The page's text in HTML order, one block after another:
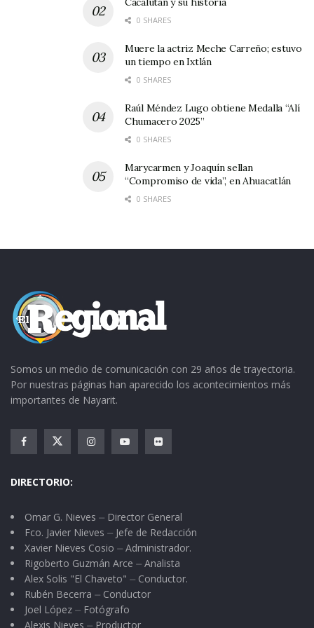
0 SHARES
Muere la actriz Meche Carreño; estuvo
un tiempo en Ixtlán
0 SHARES
Raúl Méndez Lugo obtiene Medalla “Alí
Chumacero 2025”
0 SHARES
Marycarmen y Joaquín sellan
“Compromiso de vida”, en Ahuacatlán
0 SHARES
Somos un medio de comunicación con 29 años de trayectoria.
Por nuestras páginas han aparecido los acontecimientos más
importantes de Nayarit.
DIRECTORIO:
Omar G. Nieves ⏤ Director General
Fco. Javier Nieves ⏤ Jefe de Redacción
Xavier Nieves Cosio ⏤ Administrador.
Rigoberto Guzmán Arce ⏤ Analista
Alex Solis "El Chaveto" ⏤ Conductor.
Rubén Becerra ⏤ Conductor
Joel López ⏤ Fotógrafo
Alexis Nieves ⏤ Productor